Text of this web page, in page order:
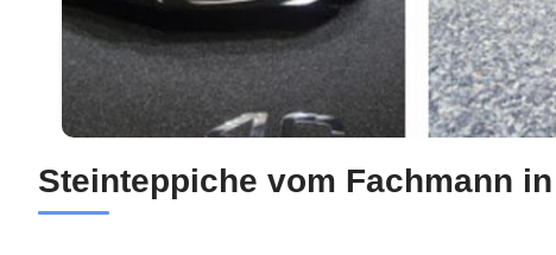
Steinteppiche vom Fachmann